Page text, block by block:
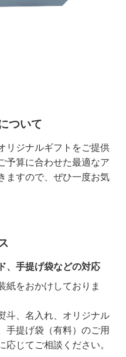
ついて
リジナルギフトをご提供
予算に合わせた最適なア
ますので、ぜひ一度お気
、手提げ袋などの対応
紙をおかけしておりま
斗、名入れ、オリジナル
手提げ袋（有料）のご用
じてご相談ください。